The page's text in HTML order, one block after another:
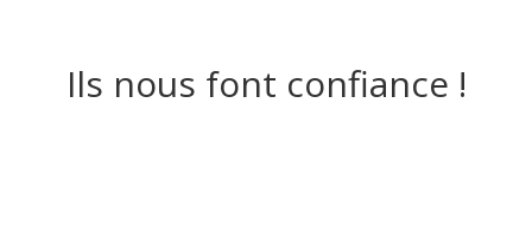
Ils nous font confiance !